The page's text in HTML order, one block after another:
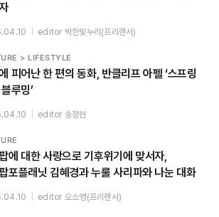
editor 박한빛누리(프리랜서)
> LIFESTYLE
피어난 한 편의 동화, 반클리프 아펠 ‘스프링
루밍’
editor 송정현
에 대한 사랑으로 기후위기에 맞서자,
포플래닛 김혜경과 누룰 사리파와 나눈 대화
editor 오소영(프리랜서)